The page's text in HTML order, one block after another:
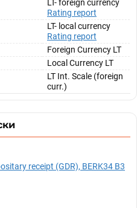
LT- foreign currency
Rating report
LT- local currency
Rating report
Foreign Currency LT
Local Currency LT
LT Int. Scale (foreign
curr.)
receipt (GDR), BERK34 B3